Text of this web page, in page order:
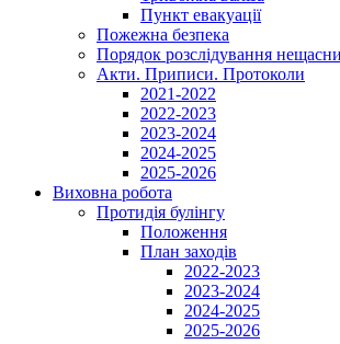
Пункт евакуації
Пожежна безпека
Порядок розслідування
Акти. Приписи. Протоколи
2021-2022
2022-2023
2023-2024
2024-2025
2025-2026
Виховна робота
Протидія булінгу
Положення
План заходів
2022-2023
2023-2024
2024-2025
2025-2026